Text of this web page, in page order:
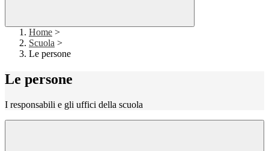
Home >
Scuola >
Le persone
Le persone
I responsabili e gli uffici della scuola